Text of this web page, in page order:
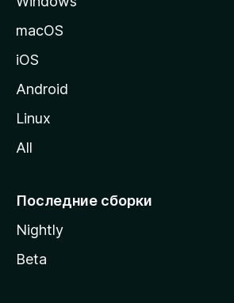
у
M
i
l
macOS
iOS
Android
Linux
All
Последние сборки
Nightly
Beta